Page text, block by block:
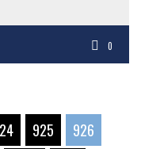
0
925
926